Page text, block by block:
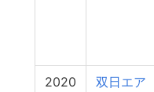
2020
双日エア